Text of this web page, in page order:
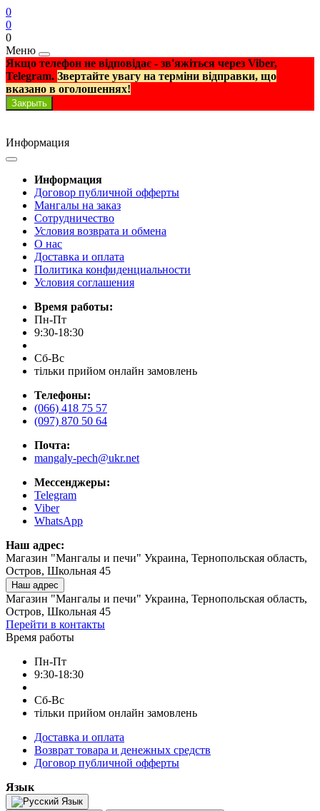
0
0
0
Меню
Якщо телефон не відповідає - зв'яжіться через Viber,
Telegram. Звертайте увагу на терміни відправки, що
вказано в оголошеннях!
Закрыть
Информация
Информация
Договор публичной офферты
Мангалы на заказ
Сотрудничество
Условия возврата и обмена
О нас
Доставка и оплата
Политика конфиденциальности
Условия соглашения
Время работы:
Пн-Пт
9:30-18:30
Сб-Вс
тільки прийом онлайн замовлень
Телефоны:
(066) 418 75 57
(097) 870 50 64
Почта:
mangaly-pech@ukr.net
Мессенджеры:
Telegram
Viber
WhatsApp
Наш адрес:
Магазин "Мангалы и печи" Украина, Тернопольская область,
Остров, Школьная 45
Наш адрес
Магазин "Мангалы и печи" Украина, Тернопольская область,
Остров, Школьная 45
Перейти в контакты
Время работы
Пн-Пт
9:30-18:30
Сб-Вс
тільки прийом онлайн замовлень
Доставка и оплата
Возврат товара и денежных средств
Договор публичной офферты
Язык
Язык